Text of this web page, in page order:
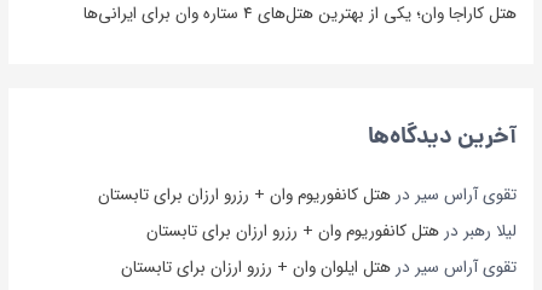
هتل کاراجا وان؛ یکی از بهترین هتل‌های ۴ ستاره وان برای ایرانی‌ها
آخرین دیدگاه‌ها
تقوی آراس سیر درهتل کانفوریوم وان + رزرو ارزان برای تابستان
لیلا رهبر درهتل کانفوریوم وان + رزرو ارزان برای تابستان
تقوی آراس سیر درهتل ایلوان وان + رزرو ارزان برای تابستان